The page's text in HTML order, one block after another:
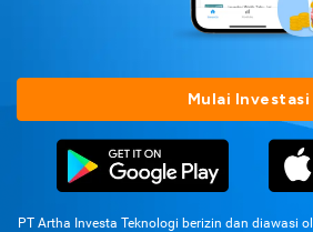
Mulai Investasi
PT Artha Investa Teknologi berizin dan diawasi